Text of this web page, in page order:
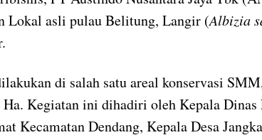
Lokal asli pulau Belitung, Langir (Albizia
di salah satu areal konservasi
Ha. Kegiatan ini dihadiri oleh Kepala
Kecamatan Dendang, Kepala Desa